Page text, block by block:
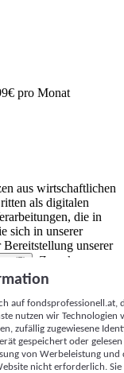
pro Monat
aus wirtschaftlichen
als digitalen
die in
sich in unserer
Bereitstellung unserer
(5)
. Zwecke:
von Werbeleistung
(z. B. login-
mit anderen
usw.) auf
auf
nutzen wir Technologien
zufällig zugewiesene
gespeichert oder
von Werbeleistung
nicht erforderlich.